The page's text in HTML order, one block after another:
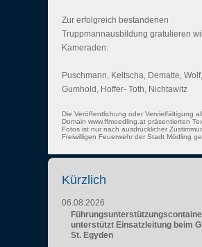
Zur erfolgreich bestandenen
Truppmannausbildung gratulieren
Kameraden:
Puschmann, Keltscha, Dematte,
Gumhold, Hoffer- Toth, Nichtawitz
Die Veröffentlichung oder Vervielfältigung
Domain www.ffmoedling.at präsentierten
Fotos ist nur nach ausdrücklicher
Freiwilligen Feuerwehr der Stadt Mödling
Kürzlich
06.08.2026
unterstützt Einsatzleitung beim
St. Egyden